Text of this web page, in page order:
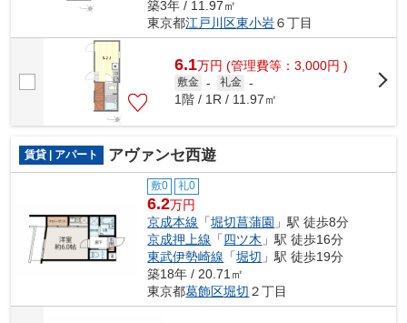
築3年 / 11.97㎡
東京都江戸川区東小岩６丁目
6.1万円 (管理費等：3,000円 )
敷金 - 礼金 -
1階 / 1R / 11.97㎡
賃貸 | アパート アヴァンセ西遊
敷0 礼0
6.2万円
京成本線 「堀切菖蒲園 」駅 徒歩8分
京成押上線 「四ツ木 」駅 徒歩16分
東武伊勢崎線 「堀切 」駅 徒歩19分
築18年 / 20.71㎡
東京都葛飾区堀切 ２丁目